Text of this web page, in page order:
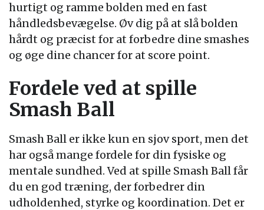
hurtigt og ramme bolden med en fast
håndledsbevægelse. Øv dig på at slå bolden
hårdt og præcist for at forbedre dine smashes
og øge dine chancer for at score point.
Fordele ved at spille
Smash Ball
Smash Ball er ikke kun en sjov sport, men det
har også mange fordele for din fysiske og
mentale sundhed. Ved at spille Smash Ball får
du en god træning, der forbedrer din
udholdenhed, styrke og koordination. Det er